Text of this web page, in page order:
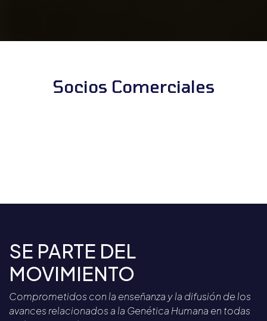
Socios Comerciales
SE PARTE DEL
MOVIMIENTO
Comprometidos con la enseñanza y la difusión de los
avances relacionados a la Genética Humana en todas